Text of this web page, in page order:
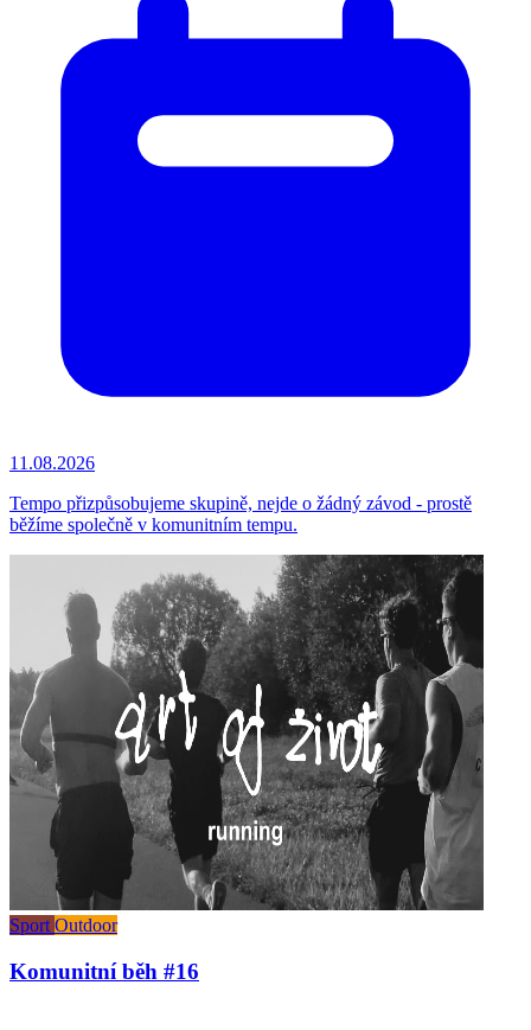
11.08.2026
Tempo přizpůsobujeme skupině, nejde o žádný závod - prostě
běžíme společně v komunitním tempu.
Sport Outdoor
Komunitní běh #16